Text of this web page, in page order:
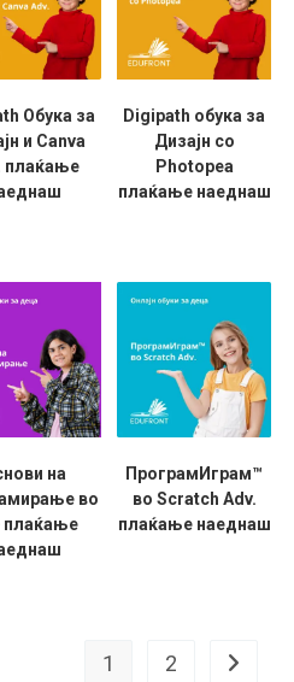
Обука за
и Canva
плаќање
Digipath обука за
Дизајн со
Photopea
плаќање наеднаш
на
во
плаќање
ПрограмИграм™
во Scratch Adv.
плаќање наеднаш
1 2